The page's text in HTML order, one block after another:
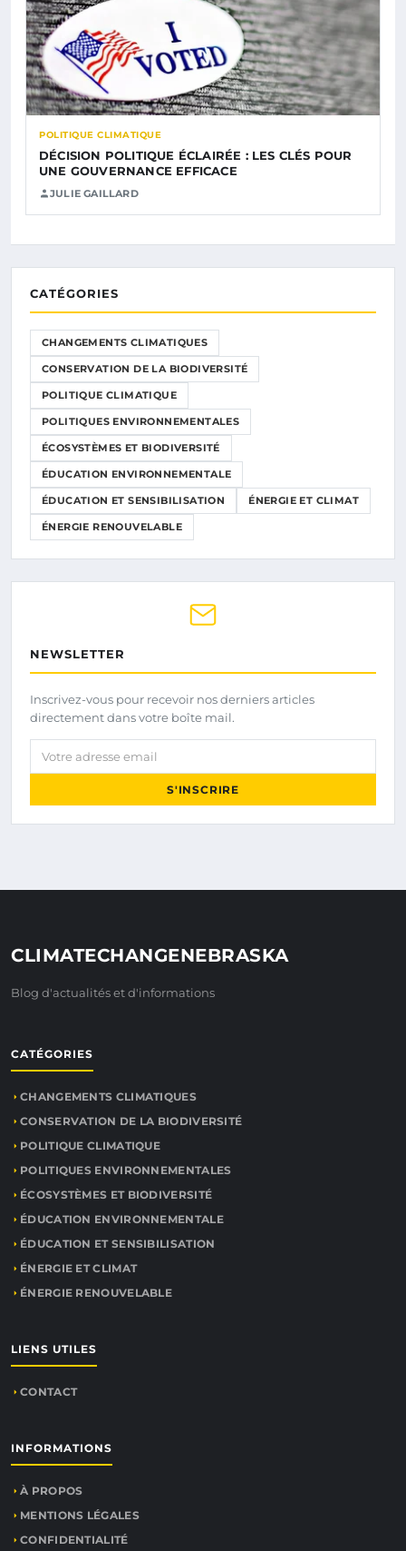
POLITIQUE CLIMATIQUE
DÉCISION POLITIQUE ÉCLAIRÉE : LES CLÉS POUR
UNE GOUVERNANCE EFFICACE
JULIE GAILLARD
CATÉGORIES
CHANGEMENTS CLIMATIQUES
CONSERVATION DE LA BIODIVERSITÉ
POLITIQUE CLIMATIQUE
POLITIQUES ENVIRONNEMENTALES
ÉCOSYSTÈMES ET BIODIVERSITÉ
ÉDUCATION ENVIRONNEMENTALE
ÉDUCATION ET SENSIBILISATION ÉNERGIE ET CLIMAT
ÉNERGIE RENOUVELABLE
NEWSLETTER
Inscrivez-vous pour recevoir nos derniers articles
directement dans votre boîte mail.
Votre adresse email
S'INSCRIRE
CLIMATECHANGENEBRASKA
Blog d'actualités et d'informations
CATÉGORIES
CHANGEMENTS CLIMATIQUES
CONSERVATION DE LA BIODIVERSITÉ
POLITIQUE CLIMATIQUE
POLITIQUES ENVIRONNEMENTALES
ÉCOSYSTÈMES ET BIODIVERSITÉ
ÉDUCATION ENVIRONNEMENTALE
ÉDUCATION ET SENSIBILISATION
ÉNERGIE ET CLIMAT
ÉNERGIE RENOUVELABLE
LIENS UTILES
CONTACT
INFORMATIONS
À PROPOS
MENTIONS LÉGALES
CONFIDENTIALITÉ